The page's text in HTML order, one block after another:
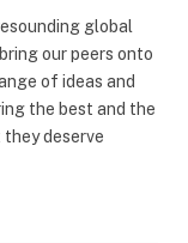
global
our peers onto
of ideas and
the best and the
deserve